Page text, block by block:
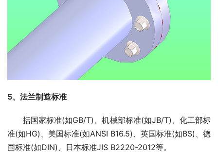
5、法兰制造标准
括国家标准(如GB/T)、机械部标准(如JB/T)、化工部标
准(如HG)、美国标准(如ANSI B16.5)、英国标准(如BS)、德
国标准(如DIN)、日本标准JIS B2220-2012等。